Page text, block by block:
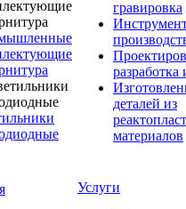
гравировка
разработка
деталей из
материалов
Услуги